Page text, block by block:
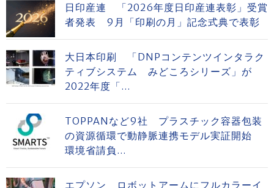
日印産連 「2026年度日印産連表彰」受賞
者発表 9月「印刷の月」記念式典で表彰
大日本印刷 「DNPコンテンツインタラク
ティブシステム みどころシリーズ」が
2022年度「...
TOPPANなど9社 プラスチック容器包装
の資源循環で動静脈連携モデル実証開始
環境省請負...
エプソン ロボットアームにフルカラーイ